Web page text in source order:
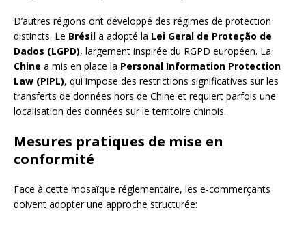
D’autres régions ont développé des régimes de protection
distincts. Le Brésil a adopté la Lei Geral de Proteção de
Dados (LGPD), largement inspirée du RGPD européen. La
Chine a mis en place la Personal Information Protection
Law (PIPL), qui impose des restrictions significatives sur les
transferts de données hors de Chine et requiert parfois une
localisation des données sur le territoire chinois.
Mesures pratiques de mise en
conformité
Face à cette mosaïque réglementaire, les e-commerçants
doivent adopter une approche structurée: